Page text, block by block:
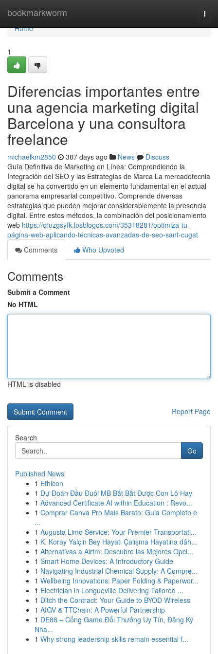
bookmarkworm
Home
Home
1
Diferencias importantes entre
una agencia marketing digital
Barcelona y una consultora
freelance
michaelkm2850 387 days ago News
Discuss
Guía Definitiva de Marketing en Línea: Comprendiendo la
Integración del SEO y las Estrategias de Marca La mercadotecnia
digital se ha convertido en un elemento fundamental en el actual
panorama empresarial competitivo. Comprende diversas
estrategias que pueden mejorar considerablemente la presencia
digital. Entre estos métodos, la combinación del posicionamiento
web https://cruzgsyfk.losblogos.com/35318281/optimiza-tu-
página-web-aplicando-técnicas-avanzadas-de-seo-sant-cugat
Comments
Who Upvoted
Comments
Submit a Comment
No HTML
HTML is disabled
Report Page
Search
Go
Published News
1 Ethicon
1 Dự Đoán Đầu Đuôi MB Bắt Bắt Được Con Lô Hay
1 Advanced Certificate AI within Education : Revo...
1 Comprar Canva Pro Mais Barato: Guia Completo e
...
1 Augusta Limo Service: Your Premier Transportati...
1 K. Koray Yalçın Bey Hayatı Çalışma Hayatına dâh...
1 Alternativas a Airtm: Descubre las Mejores Opci...
1 Smart Home Devices: A Introductory Guide
1 Navigating Industrial Chemical Supply: A Compre...
1 Wellbeing Innovations: Paper Folding & Paperwor...
1 Electrician in Longueville Delivering Tailored ...
1 Ditch the Contract: Your Guide to BYOD Wireless
1 AIGV & TTChain: A Powerful Partnership
1 DE88 – Cổng Game Đổi Thưởng Uy Tín, Đăng Ký
Nha...
1 Why strong leadership skills remain essential f...